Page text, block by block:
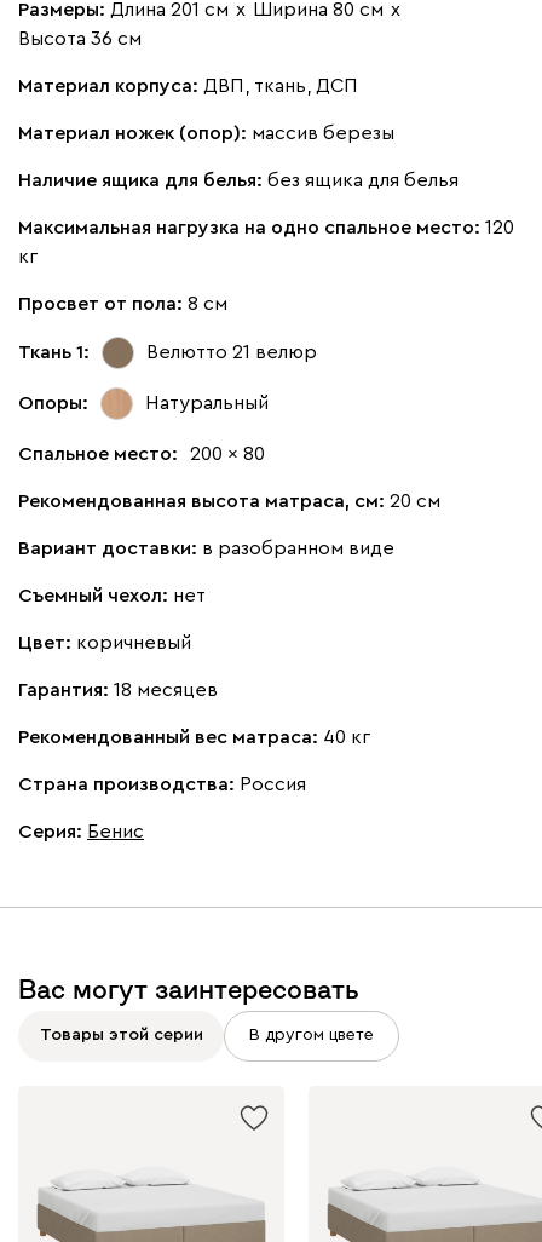
Размеры: Длина 201 см х Ширина 80 см х
Высота 36 см
Материал корпуса: ДВП, ткань, ДСП
Материал ножек (опор): массив березы
Наличие ящика для белья: без ящика для белья
Максимальная нагрузка на одно спальное место: 120
кг
Просвет от пола: 8 см
Ткань 1: Велютто 21 велюр
Опоры: Натуральный
Спальное место: 200 x 80
Рекомендованная высота матраса, см: 20 см
Вариант доставки: в разобранном виде
Съемный чехол: нет
Цвет: коричневый
Гарантия: 18 месяцев
Рекомендованный вес матраса: 40 кг
Страна производства: Россия
Серия: Бенис
Вас могут заинтересовать
Товары этой серии В другом цвете